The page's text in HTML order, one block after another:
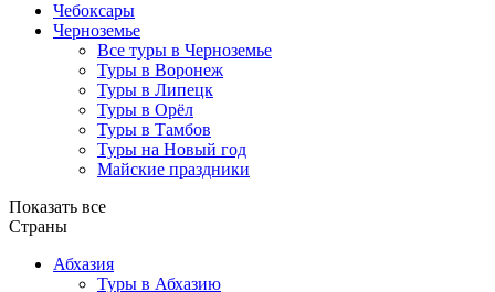
Чебоксары
Черноземье
Все туры в Черноземье
Туры в Воронеж
Туры в Липецк
Туры в Орёл
Туры в Тамбов
Туры на Новый год
Майские праздники
Показать все
Страны
Абхазия
Туры в Абхазию